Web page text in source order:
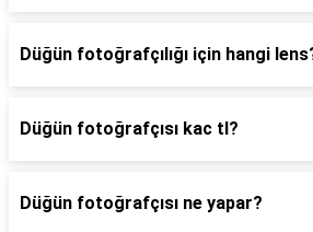
Düğün fotoğrafçılığı için hangi
Düğün fotoğrafçısı kac tl?
Düğün fotoğrafçısı ne yapar?